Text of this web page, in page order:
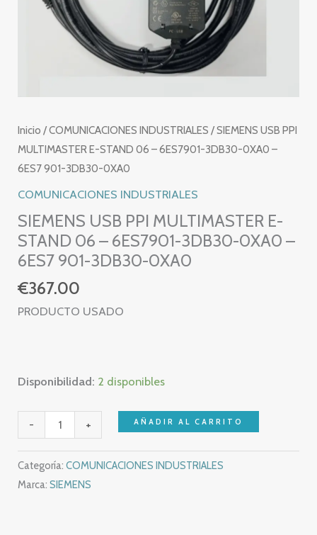
Inicio /COMUNICACIONES INDUSTRIALES / SIEMENS USB PPI
MULTIMASTER E-STAND 06 – 6ES7901-3DB30-0XA0 –
6ES7 901-3DB30-0XA0
COMUNICACIONES INDUSTRIALES
SIEMENS USB PPI MULTIMASTER E-
STAND 06 – 6ES7901-3DB30-0XA0 –
6ES7 901-3DB30-0XA0
€367.00
PRODUCTO USADO
Disponibilidad: 2 disponibles
-
SIEMENS
USB
PPI
MULTIMASTER
+ AÑADIR AL CARRITO
Categoría:COMUNICACIONES INDUSTRIALES
Marca:SIEMENS